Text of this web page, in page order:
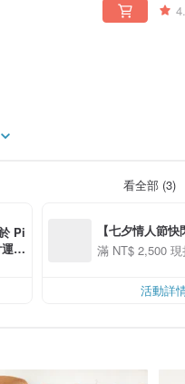
。
以此為名。
做出最好的品質呈獻給大家。
看全部 (3)
Pi
【七夕情人節
用 APP 購買任
00 現折 NT$100
滿 NT$ 2,500
活動詳